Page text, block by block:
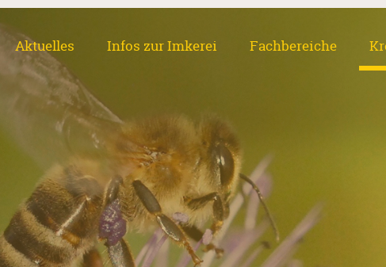
Aktuelles Infos zur Imkerei Fachbereiche